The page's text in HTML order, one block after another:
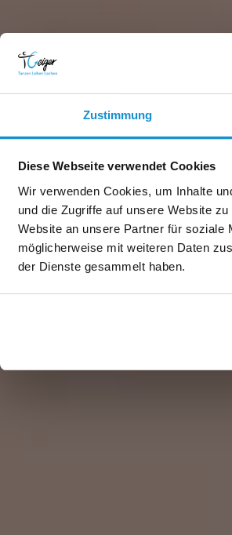
Zustimmung
Diese Webseite verwendet Cookies
Wir verwenden Cookies, um Inhalte
und die Zugriffe auf unsere Website
Website an unsere Partner für soziale
möglicherweise mit weiteren Daten
der Dienste gesammelt haben.